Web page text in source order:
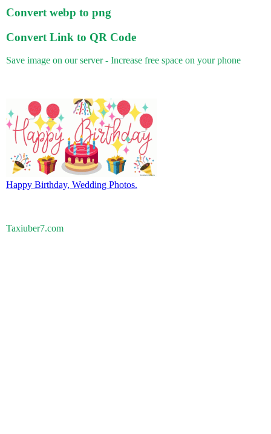
Convert webp to png
Convert Link to QR Code
Save image on our server - Increase free space on your phone
Happy Birthday, Wedding Photos.
Taxiuber7.com